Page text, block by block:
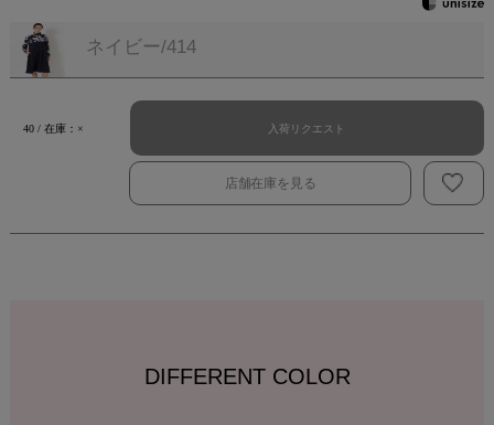
ネイビー/414
40 / 在庫：× 入荷リクエスト
店舗在庫を見る
DIFFERENT COLOR